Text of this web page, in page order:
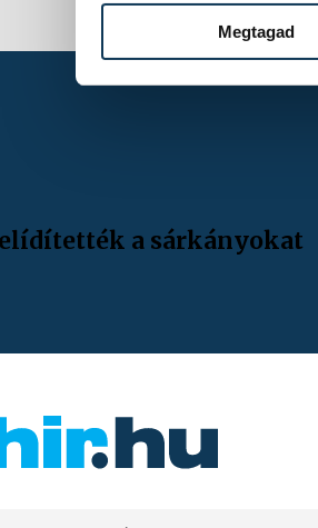
Megtagad
a sárkányokat